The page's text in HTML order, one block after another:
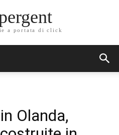
a portata di click
Olanda,